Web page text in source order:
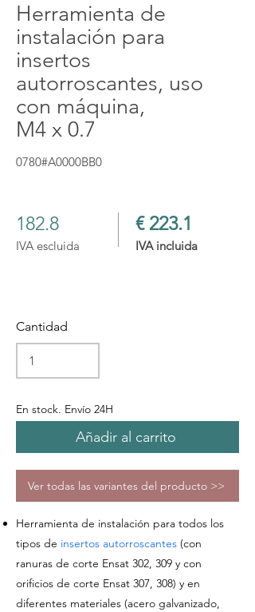
Herramienta de
instalación para
insertos
autorroscantes, uso
con máquina,
M4 x 0.7
0780#A0000BB0
182.8
IVA escluida
€ 223.1
IVA incluida
Cantidad
En stock. Envío 24H
Añadir al carrito
Ver todas las variantes del producto >>
Herramienta de instalación para todos los
tipos de insertos autorroscantes (con
ranuras de corte Ensat 302, 309 y con
orificios de corte Ensat 307, 308) y en
diferentes materiales (acero galvanizado,